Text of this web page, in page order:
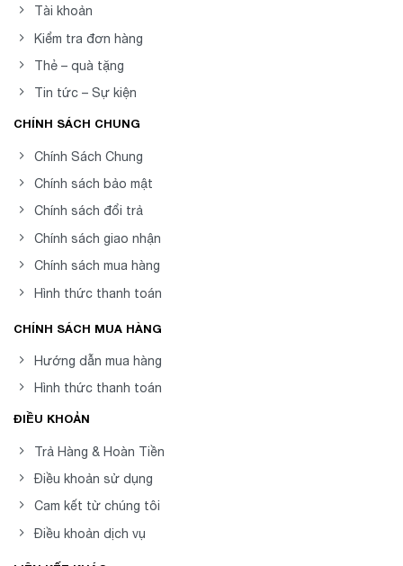
Tài khoản
Kiểm tra đơn hàng
Thẻ – quà tặng
Tin tức – Sự kiện
CHÍNH SÁCH CHUNG
Chính Sách Chung
Chính sách bảo mật
Chính sách đổi trả
Chính sách giao nhận
Chính sách mua hàng
Hình thức thanh toán
CHÍNH SÁCH MUA HÀNG
Hướng dẫn mua hàng
Hình thức thanh toán
ĐIỀU KHOẢN
Trả Hàng & Hoàn Tiền
Điều khoản sử dụng
Cam kết từ chúng tôi
Điều khoản dịch vụ